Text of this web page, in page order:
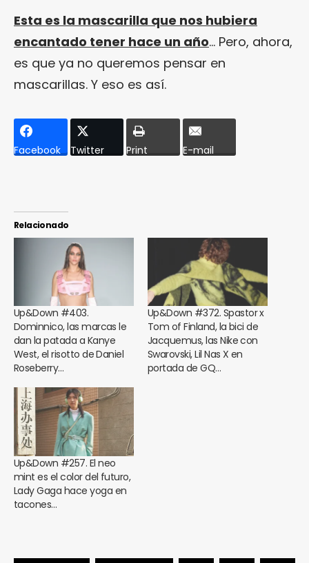
Esta es la mascarilla que nos hubiera
encantado tener hace un año… Pero, ahora,
es que ya no queremos pensar en
mascarillas. Y eso es así.
Facebook Twitter Print E-mail
Relacionado
Up&Down #403.
Dominnico, las marcas le
dan la patada a Kanye
West, el risotto de Daniel
Roseberry…
Up&Down #372. Spastor x
Tom of Finland, la bici de
Jacquemus, las Nike con
Swarovski, Lil Nas X en
portada de GQ…
Up&Down #257. El neo
mint es el color del futuro,
Lady Gaga hace yoga en
tacones…